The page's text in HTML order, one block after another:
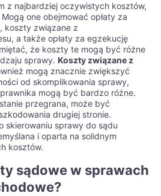
z najbardziej oczywistych kosztów,
one obejmować opłaty za
koszty związane z
a także opłaty za egzekucję
że koszty te mogą być różne
sprawy. Koszty związane z
mogą znacznie zwiększyć
od skomplikowania sprawy,
mogą być bardzo różne.
przegrana, może być
drugiej stronie.
skierowaniu sprawy do sądu
i oparta na solidnym
kosztów.
sądowe w sprawach